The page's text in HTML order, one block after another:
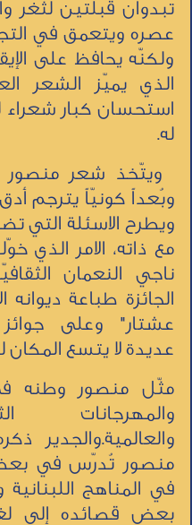
تبدوان قبلتين لثغر
عصره ويتعمق في
ولكنّه يحافظ على
الذي يميّز الشعر
استحسان كبار شعراء
له.
ويتّخذ شعر منصور
وبُعداً كونيّاً يترجم
ويطرح الاسئلة التي
مع ذاته، الامر الذي
الجائزة طباعة
عشتار" وعلى
عديدة لا يتسع المكان
مثّل منصور وطنه
والمهرجانات
والعالمية.والجدير
منصور تُدرّس في
في المناهج
بعض قصائده إلى